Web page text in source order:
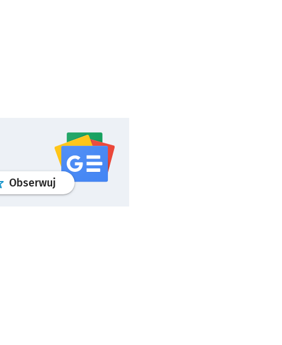
Obserwuj profilgoogle news